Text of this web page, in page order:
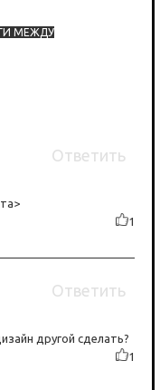
МЕЖДУ
1
Ответить
другой сделать?
1
Ответить